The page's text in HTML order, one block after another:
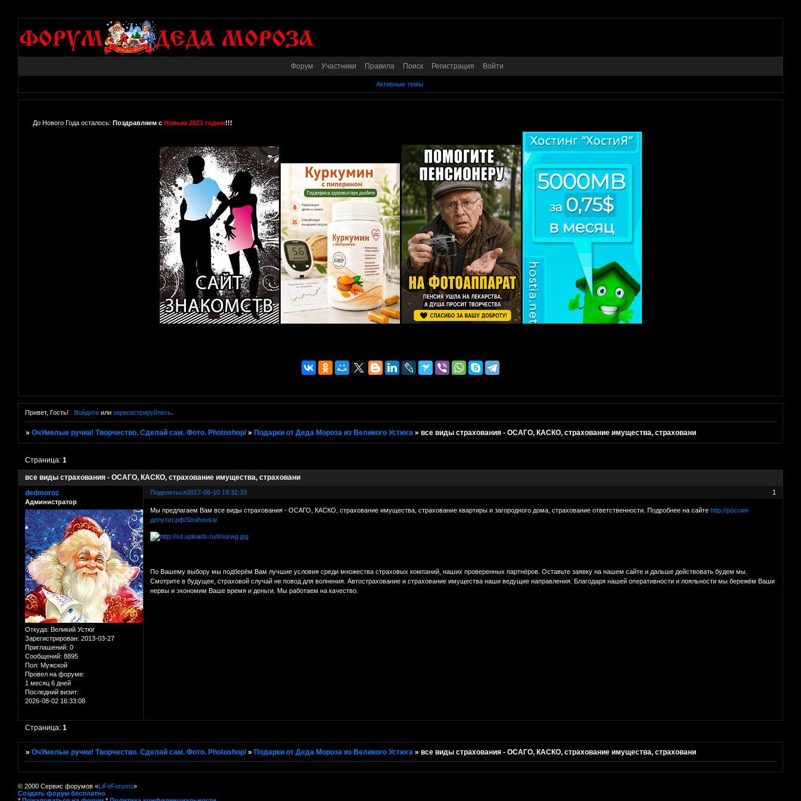
Форум Участники Правила Поиск Регистрация Войти
Активные темы
До Нового Года осталось: Поздравляем с Новым 2021 годом!!!
Привет, Гость! Войдитеили зарегистрируйтесь.
»ОчУмелые ручки! Творчество. Сделай сам. Фото. Photoshop/ » Подарки от Деда Мороза из Великого Устюга »все виды страхования - ОСАГО, КАСКО, страхование имущества, страховани
все виды страхования - ОСАГО, КАСКО, страхование имущества, страховани
Страница:1
Поделиться 1
2017-06-10 18:32:33
dedmoroz
Администратор
Откуда: Великий Устюг
Зарегистрирован: 2013-03-27
Приглашений: 0
Сообщений: 8895
Пол: Мужской
Провел на форуме:
1 месяц 6 дней
Последний визит:
2026-08-02 16:33:08
Мы предлагаем Вам все виды страхования - ОСАГО, КАСКО, страхование имущества, страхование квартиры и загородного дома, страхование ответственности. Подробнее на сайтеhttp://россия-
депутат.рф/Strahovka/
По Вашему выбору мы подберём Вам лучшие условия среди множества страховых компаний, наших проверенных партнёров. Оставьте заявку на нашем сайте и дальше действовать будем мы.
Смотрите в будущее, страховой случай не повод для волнения. Автострахование и страхование имущества наши ведущие направления. Благодаря нашей оперативности и лояльности мы бережём Ваши
нервы и экономим Ваше время и деньги. Мы работаем на качество.
Страница:1
»ОчУмелые ручки! Творчество. Сделай сам. Фото. Photoshop/ » Подарки от Деда Мороза из Великого Устюга »все виды страхования - ОСАГО, КАСКО, страхование имущества, страховани
© 2000 Сервис форумов «LiFeForums»
Создать форум бесплатно